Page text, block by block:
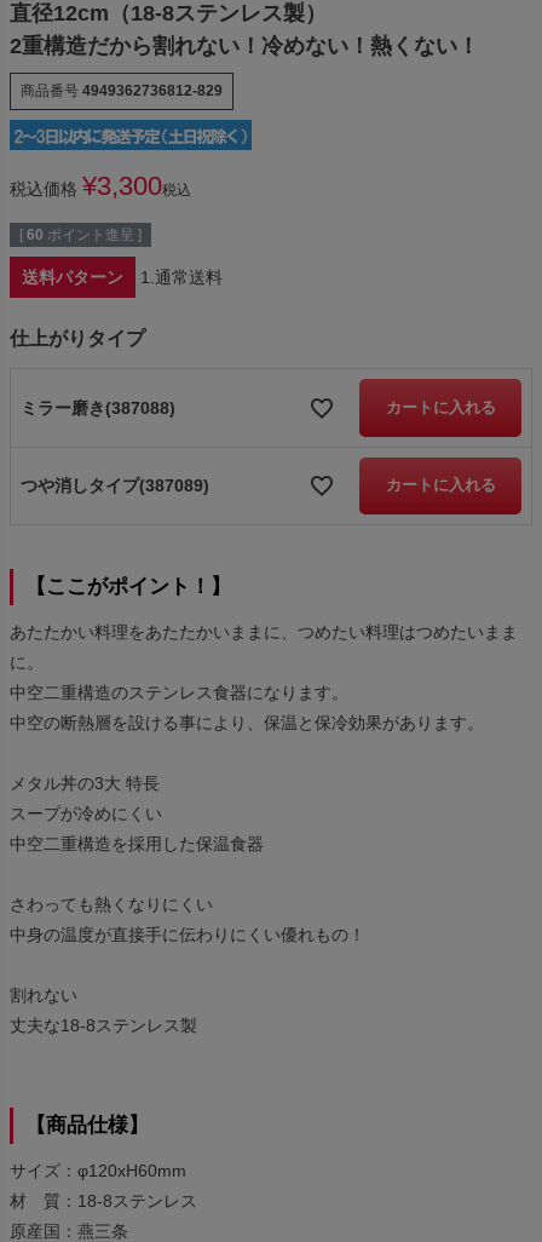
直径12cm（18-8ステンレス製）
2重構造だから割れない！冷めない！熱くない！
商品番号 4949362736812-829
税込価格 ¥3,300税込
[ 60 ポイント進呈 ]
送料パターン 1.通常送料
仕上がりタイプ
ミラー磨き(387088) カートに入れる
つや消しタイプ(387089) カートに入れる
【ここがポイント！】
あたたかい料理をあたたかいままに、つめたい料理はつめたいまま
に。
中空二重構造のステンレス食器になります。
中空の断熱層を設ける事により、保温と保冷効果があります。
メタル丼の3大 特長
スープが冷めにくい
中空二重構造を採用した保温食器
さわっても熱くなりにくい
中身の温度が直接手に伝わりにくい優れもの！
割れない
丈夫な18-8ステンレス製
【商品仕様】
サイズ：φ120xH60mm
材 質：18-8ステンレス
原産国：燕三条